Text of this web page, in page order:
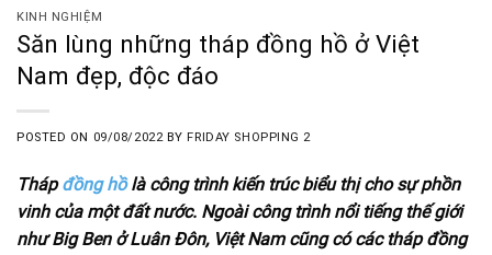
KINH NGHIỆM
Săn lùng những tháp đồng hồ ở Việt
Nam đẹp, độc đáo
POSTED ON 09/08/2022 BY FRIDAY SHOPPING 2
Thápđồng hồlà công trình kiến trúc biểu thị cho sự phồn
vinh của một đất nước. Ngoài công trình nổi tiếng thế giới
như Big Ben ở Luân Đôn, Việt Nam cũng có các tháp đồng